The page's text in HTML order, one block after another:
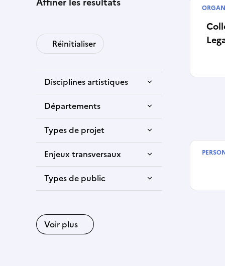
Réinitialiser
Disciplines artistiques
Départements
Types de projet
Enjeux transversaux
Types de public
Voir plus